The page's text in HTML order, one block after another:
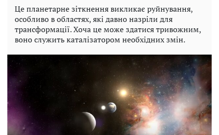
Це планетарне зіткнення викликає руйнування,
особливо в областях, які давно назріли для
трансформації. Хоча це може здатися тривожним,
воно служить каталізатором необхідних змін.